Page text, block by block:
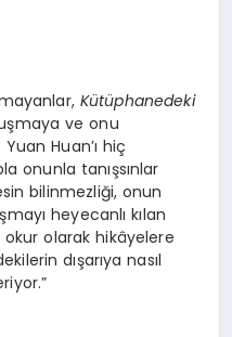
Kütüphanedeki
ve onu
Huan’ı hiç
onunla tanışsınlar
bilinmezliği, onun
heyecanlı kılan
olarak hikâyelere
dışarıya nasıl